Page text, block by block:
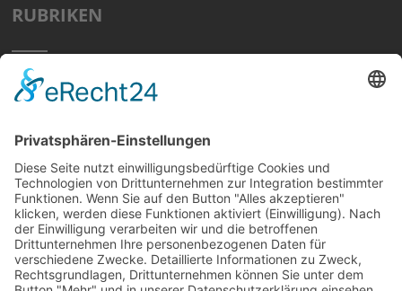
RUBRIKEN
Home
Tipps
Wissen
Strom Top30
F&A